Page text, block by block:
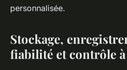
personnalisée.
Stockage,
fiabilité et contrôle